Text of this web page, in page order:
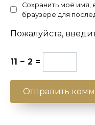
Сохранить моё имя,
браузере для
Пожалуйста,
11 − 2 =